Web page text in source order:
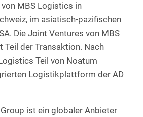
MBS Logistics in
im asiatisch-pazifischen
Die Joint Ventures von MBS
Teil der Transaktion. Nach
Teil von Noatum
Logistikplattform der AD
ist ein globaler Anbieter